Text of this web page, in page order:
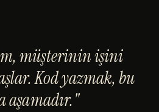
müşterinin işini
Kod yazmak, bu
aşamadır."